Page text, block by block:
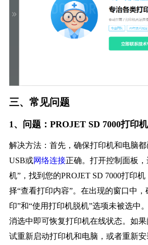
三、常见问题
1、问题：PROJET SD 7000打印
解决方法：首先，确保打印机和电脑
USB或网络连接正确。打开控制面板
机”，找到您的PROJET SD 7000打印
择“查看打印内容”。在出现的窗口中，
印”和“使用打印机脱机”选项未被选中
消选中即可恢复打印机在线状态。如
试重新启动打印机和电脑，或者重新